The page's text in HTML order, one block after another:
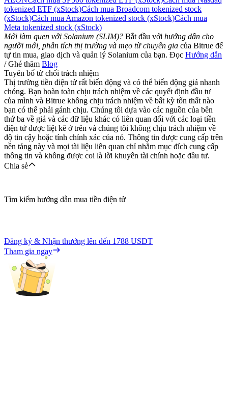
Việt
tokenized ETF (xStock)Cách mua Broadcom tokenized stock
(xStock)Cách mua Amazon tokenized stock (xStock)Cách mua
Meta tokenized stock (xStock)
Mới làm quen với Solanium (SLIM)? Bắt đầu với hướng dẫn cho
người mới, phân tích thị trường và mẹo từ chuyên gia của Bitrue để
tự tin mua, giao dịch và quản lý Solanium của bạn. Đọc Hướng dẫn
/ Ghé thăm Blog
Tuyên bố từ chối trách nhiệm
Thị trường tiền điện tử rất biến động và có thể biến động giá nhanh
chóng. Bạn hoàn toàn chịu trách nhiệm về các quyết định đầu tư
của mình và Bitrue không chịu trách nhiệm về bất kỳ tổn thất nào
bạn có thể phải gánh chịu. Chúng tôi dựa vào các nguồn của bên
thứ ba về giá và các dữ liệu khác có liên quan đối với các loại tiền
điện tử được liệt kê ở trên và chúng tôi không chịu trách nhiệm về
độ tin cậy hoặc tính chính xác của nó. Thông tin được cung cấp trên
nền tảng này và mọi tài liệu liên quan chỉ nhằm mục đích cung cấp
thông tin và không được coi là lời khuyên tài chính hoặc đầu tư.
Chia sẻ
Tìm kiếm hướng dẫn mua tiền điện tử
Đăng ký & Nhận thưởng lên đến 1788 USDT
Tham gia ngay